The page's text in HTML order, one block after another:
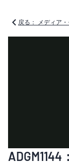
戻る： メディア